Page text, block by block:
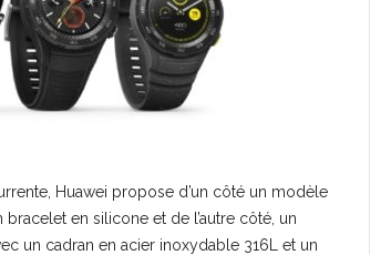
Huawei propose d’un côté un modèle
en silicone et de l’autre côté, un
un cadran en acier inoxydable 316L et un